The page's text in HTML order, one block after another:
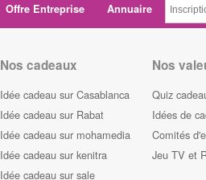
Offre Entreprise Annuaire
Nos cadeaux
Idée cadeau sur Casablanca
Idée cadeau sur Rabat
Idée cadeau sur mohamedia
Idée cadeau sur kenitra
Idée cadeau sur sale
Nos
Quiz
Idées de
Comités
Jeu TV et